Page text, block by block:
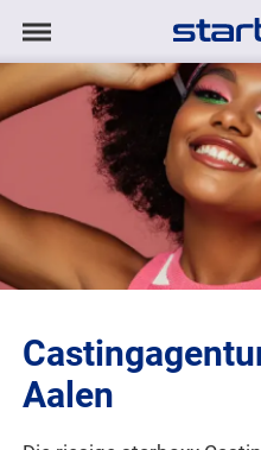
Navigation
anzeigen/ausblenden
Navigation
AGENTUR
MODELS
TALENTE
PROJEKTE
LOGIN
Aalen